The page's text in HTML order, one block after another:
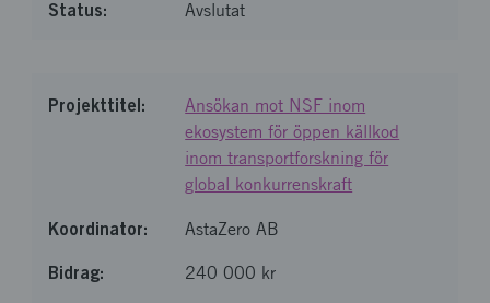
Avslutat
Ansökan mot NSF inom
ekosystem för öppen källkod
inom transportforskning för
global konkurrenskraft
AstaZero AB
240 000 kr